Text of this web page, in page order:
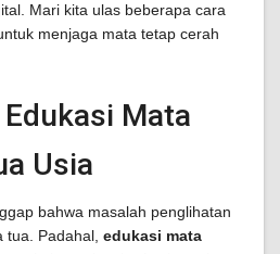
Mari kita ulas beberapa cara
menjaga mata tetap cerah
Mata
Usia
bahwa masalah penglihatan
tua. Padahal, edukasi mata